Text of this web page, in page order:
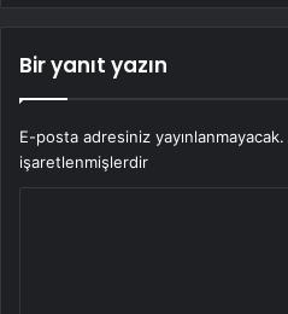
Bir yanıt yazın
E-posta adresiniz yayınlanmayacak.
işaretlenmişlerdir